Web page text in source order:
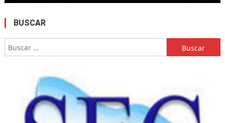
BUSCAR
Buscar: